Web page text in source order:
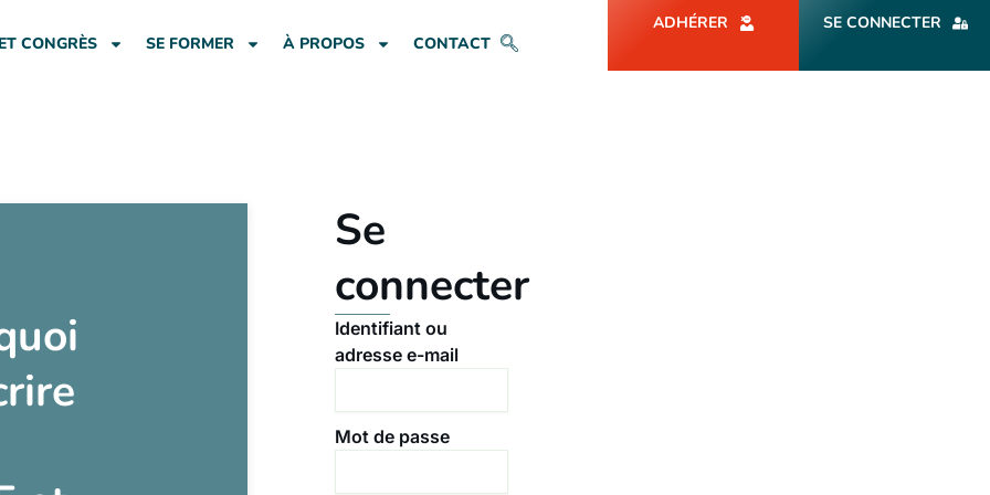
CONGRÈS SE FORMER À PROPOS CONTACT
ADHÉRER SE CONNECTER
Se
connecter
Identifiant ou
adresse e-mail
Mot de passe